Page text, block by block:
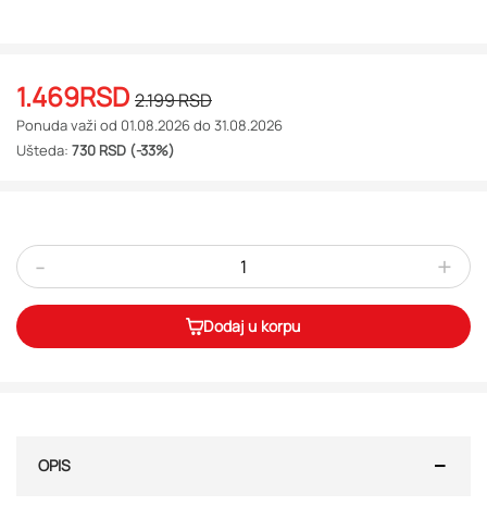
1.469RSD 2.199RSD
Ponuda važi od 01.08.2026 do 31.08.2026
Ušteda: 730 RSD (-33%)
- +
Dodaj u korpu
OPIS